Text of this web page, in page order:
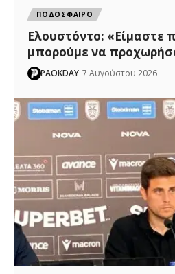
ΠΟΔΟΣΦΑΙΡΟ
Ελουστόντο: «Είμαστε
μπορούμε να
PAOKDAY 7 Αυγούστου 2026